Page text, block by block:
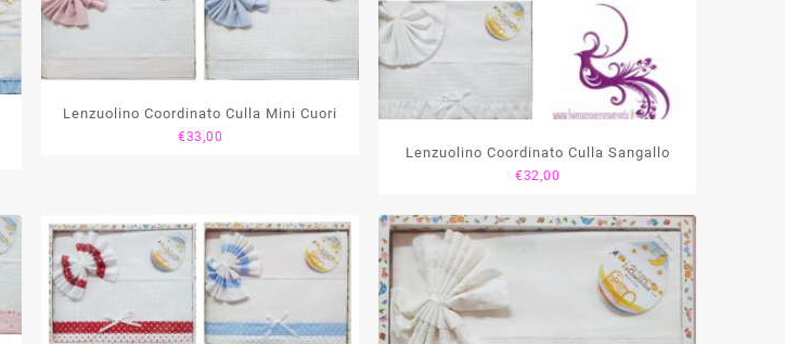
Lenzuolino Coordinato Culla Mini Cuori
€33,00
Lenzuolino Coordinato Culla Sangallo
€32,00